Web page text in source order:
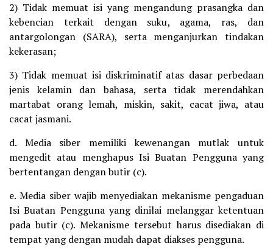
2) Tidak memuat isi yang mengandung prasangka dan
kebencian terkait dengan suku, agama, ras, dan
antargolongan (SARA), serta menganjurkan tindakan
kekerasan;
3) Tidak memuat isi diskriminatif atas dasar perbedaan
jenis kelamin dan bahasa, serta tidak merendahkan
martabat orang lemah, miskin, sakit, cacat jiwa, atau
cacat jasmani.
d. Media siber memiliki kewenangan mutlak untuk
mengedit atau menghapus Isi Buatan Pengguna yang
bertentangan dengan butir (c).
e. Media siber wajib menyediakan mekanisme pengaduan
Isi Buatan Pengguna yang dinilai melanggar ketentuan
pada butir (c). Mekanisme tersebut harus disediakan di
tempat yang dengan mudah dapat diakses pengguna.